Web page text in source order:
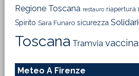
Regione Toscana restauro riapertura
Spirito Sara Funaro sicurezza
Toscana Tramvia
Meteo A Firenze